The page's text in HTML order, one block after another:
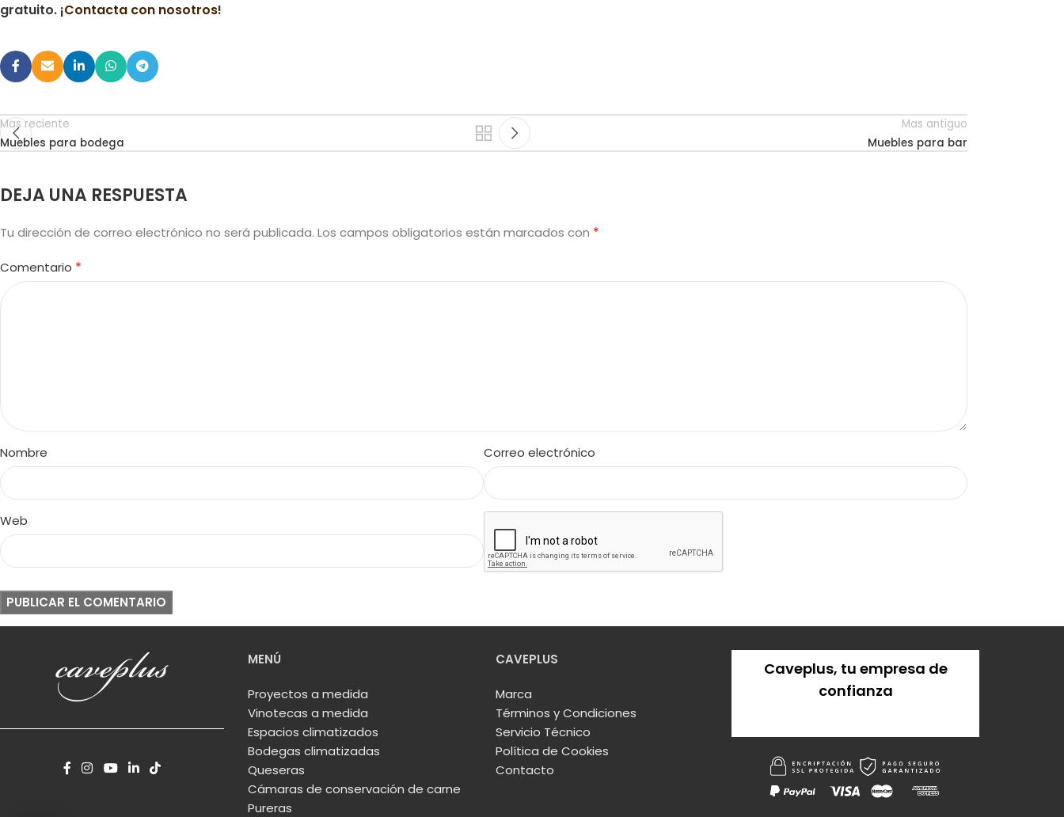
gratuito. ¡Contacta con nosotros!
Mas reciente
Muebles para bodega
Mas antiguo
Muebles para bar
DEJA UNA RESPUESTA
Tu dirección de correo electrónico no será publicada. Los campos obligatorios están marcados con *
Comentario *
Nombre Correo electrónico
Web
MENÚ
Proyectos a medida
Vinotecas a medida
Espacios climatizados
Bodegas climatizadas
Queseras
Cámaras de conservación de carne
Pureras
CAVEPLUS
Marca
Términos y Condiciones
Servicio Técnico
Política de Cookies
Contacto
Caveplus, tu empresa de
confianza